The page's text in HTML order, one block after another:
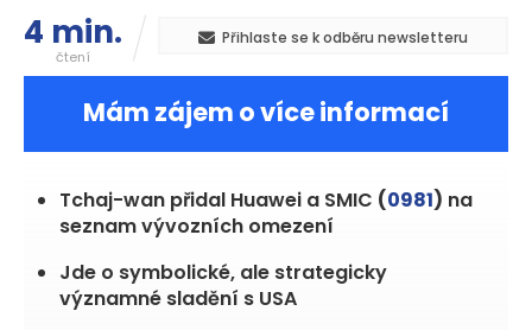
4 min.
čtení
Přihlaste se k odběru newsletteru
Mám zájem o více informací
Tchaj-wan přidal Huawei a SMIC (0981) na
seznam vývozních omezení
Jde o symbolické, ale strategicky
významné sladění s USA